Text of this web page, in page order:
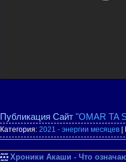
Публикация Сайт "OMAR TA
Категория: 2021 - энергии месяцев
Хроники Акаши - Что